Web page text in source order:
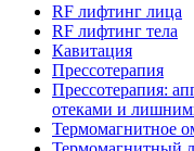
RF лифтинг лица
RF лифтинг тела
Кавитация
Прессотерапия
Прессотерапия:
отеками и
Термомагнитное